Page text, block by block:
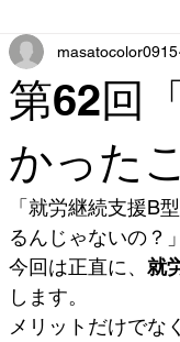
第62回
かった
masatocolor0915
「就労継続支援B
るんじゃないの？」
今回は正直に、 就
します。
メリットだけでな